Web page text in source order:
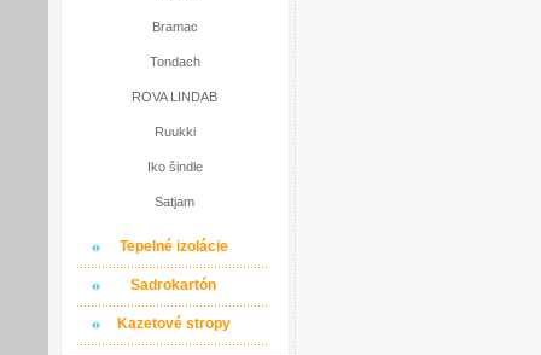
Bramac
Tondach
ROVA LINDAB
Ruukki
Iko šindle
Satjam
Tepelné izolácie
Sadrokartón
Kazetové stropy